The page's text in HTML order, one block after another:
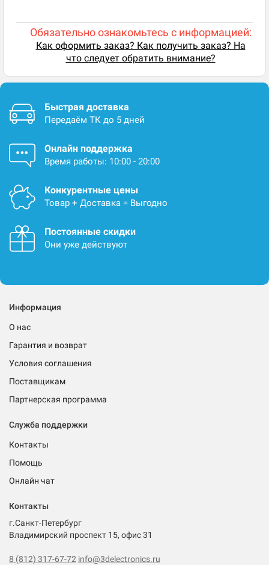
Обязательно ознакомьтесь с информацией:
Как оформить заказ? Как получить заказ? На
что следует обратить внимание?
Быстрая доставка
Передаём ТК до 5 дней
Онлайн поддержка
Время работы: 10:00 - 20:00
Конкурентные цены
Товар + Доставка = Выгодно
Постоянные скидки
Они уже действуют
Информация
О нас
Гарантия и возврат
Условия соглашения
Поставщикам
Партнерская программа
Служба поддержки
Контакты
Помощь
Онлайн чат
Контакты
г.Санкт-Петербург
Владимирский проспект 15, офис 31
8 (812) 317-67-72 info@3delectronics.ru